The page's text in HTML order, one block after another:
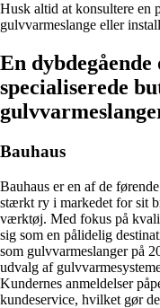
Husk altid at konsultere en
gulvvarmeslange eller
En
specialiserede
Bauhaus
Bauhaus er en af de
stærkt ry i markedet for sit
værktøj. Med fokus på
sig som en pålidelig
som gulvvarmeslanger på
udvalg af
Kundernes anmeldelser
kundeservice, hvilket gør